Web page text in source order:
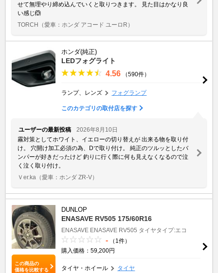
せて無理やり締め込んでいくと取りつきます。 見た目はかなり良
い感じ🙆
TORCH （愛車：ホンダ アコード ユーロR）
ホンダ(純正)
LEDフォグライト
4.56 （590件）
ランプ、レンズ フォグランプ
このカテゴリの取付店を探す
ユーザーの最新投稿
2026年8月10日
霧対策としてホワイト、イエローの切り替えが 出来る物を取り付
け。 穴開け加工必須の為、Dで取り付け。 純正のツルッとしたバ
ンパーが好きだったけど 釣りに行く際に何も見えなくなるので泣
く泣く取り付け。
Ｖer.ka （愛車：ホンダ ZR-V）
この商品の
価格を比較する
DUNLOP
ENASAVE RV505 175/60R16
ENASAVE ENASAVE RV505 タイヤタイプ:エコ
-
（1件）
購入価格：59,200円
タイヤ・ホイール タイヤ